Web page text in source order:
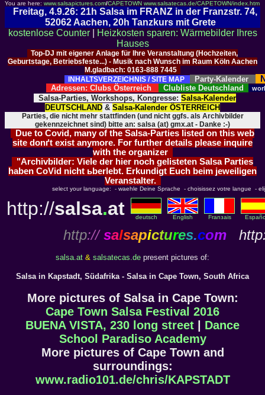
You are here: www.salsapictures.com/CAPETOWN www.salsatecas.de/CAPETOWN/index.htm
Freitag, 4.9.26: 21h Salsa im FRANZ in der Franzstr. 74,
52062 Aachen, 20h Tanzkurs mit Grete
kostenlose Counter|
Heizkosten sparen: Wärmebilder Ihres
Hauses
Top-DJ mit eigener Anlage für Ihre Veranstaltung (Hochzeiten,
Geburtstage, Betriebsfeste...) - Musik nach Wunsch im Raum Köln Aachen
M.gladbach: 0163-888 7445
INHALTSVERZEICHNIS / SITE MAP
Party-Kalender
Adressen: Clubs Österreich Clubliste Deutschland
Salsa-Parties, Workshops, Kongresse: Salsa-Kalender
DEUTSCHLAND & Salsa-Kalender ÖSTERREICH
Parties, die nicht mehr stattfinden (und nicht ggfs. als Archivbilder
gekennzeichnet sind) bitte an: salsa (at) gmx.at - Danke :-)
Due to Covid, many of the Salsa-Parties listed on this web
site donґt exist anymore. For further details please inquire
with the organizer
"Archivbilder: Viele der hier noch gelisteten Salsa Parties
haben CoVid nicht ьberlebt. Erkundigt Euch beim jeweiligen
Veranstalter.
select your language: - waehle Deine Sprache - choisissez votre langue -
http://salsa.at deutsch English Franзais
http:// salsapictures.com
salsa.at & salsatecas.de present pictures of:
Salsa in Kapstadt, Südafrika - Salsa in Cape Town, South Africa
More pictures of Salsa in Cape Town:
Cape Town Salsa Festival 2016
BUENA VISTA, 230 long street | Dance
School Paradiso Academy
More pictures of Cape Town and
surroundings:
www.radio101.de/chris/KAPSTADT